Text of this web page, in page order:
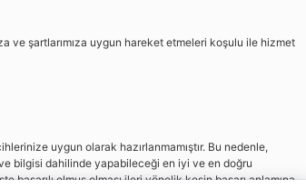
ve şartlarımıza uygun hareket etmeleri koşulu ile hizmet
uygun olarak hazırlanmamıştır. Bu nedenle,
bilgisi dahilinde yapabileceği en iyi ve en doğru
olmuş olması ileri yönelik kesin başarı anlamına